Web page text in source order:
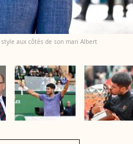
aux côtés de son mari Albert